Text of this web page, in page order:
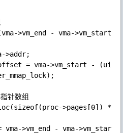
>vm_end - vma->vm_start,
>addr;
= vma->vm_start -
针数组
>pages[0]) *
vma->vm_end - vma->vm_start;